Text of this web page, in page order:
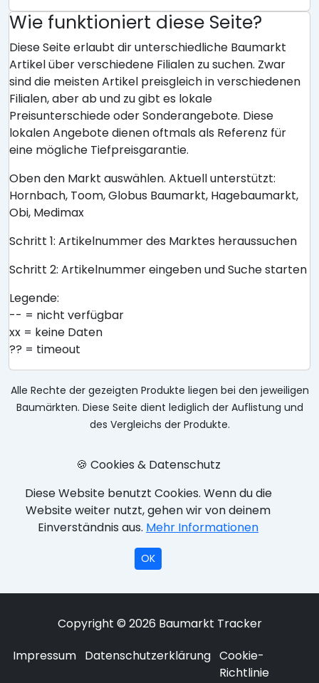
Wie funktioniert diese Seite?
Diese Seite erlaubt dir unterschiedliche Baumarkt
Artikel über verschiedene Filialen zu suchen. Zwar
sind die meisten Artikel preisgleich in verschiedenen
Filialen, aber ab und zu gibt es lokale
Preisunterschiede oder Sonderangebote. Diese
lokalen Angebote dienen oftmals als Referenz für
eine mögliche Tiefpreisgarantie.
Oben den Markt auswählen. Aktuell unterstützt:
Hornbach, Toom, Globus Baumarkt, Hagebaumarkt,
Obi, Medimax
Schritt 1: Artikelnummer des Marktes heraussuchen
Schritt 2: Artikelnummer eingeben und Suche starten
Legende:
-- = nicht verfügbar
xx = keine Daten
?? = timeout
Alle Rechte der gezeigten Produkte liegen bei den jeweiligen
Baumärkten. Diese Seite dient lediglich der Auflistung und
des Vergleichs der Produkte.
🍪 Cookies & Datenschutz
Diese Website benutzt Cookies. Wenn du die
Website weiter nutzt, gehen wir von deinem
Einverständnis aus. Mehr Informationen
OK
Copyright © 2026 Baumarkt Tracker
Impressum Datenschutzerklärung Cookie-
Richtlinie